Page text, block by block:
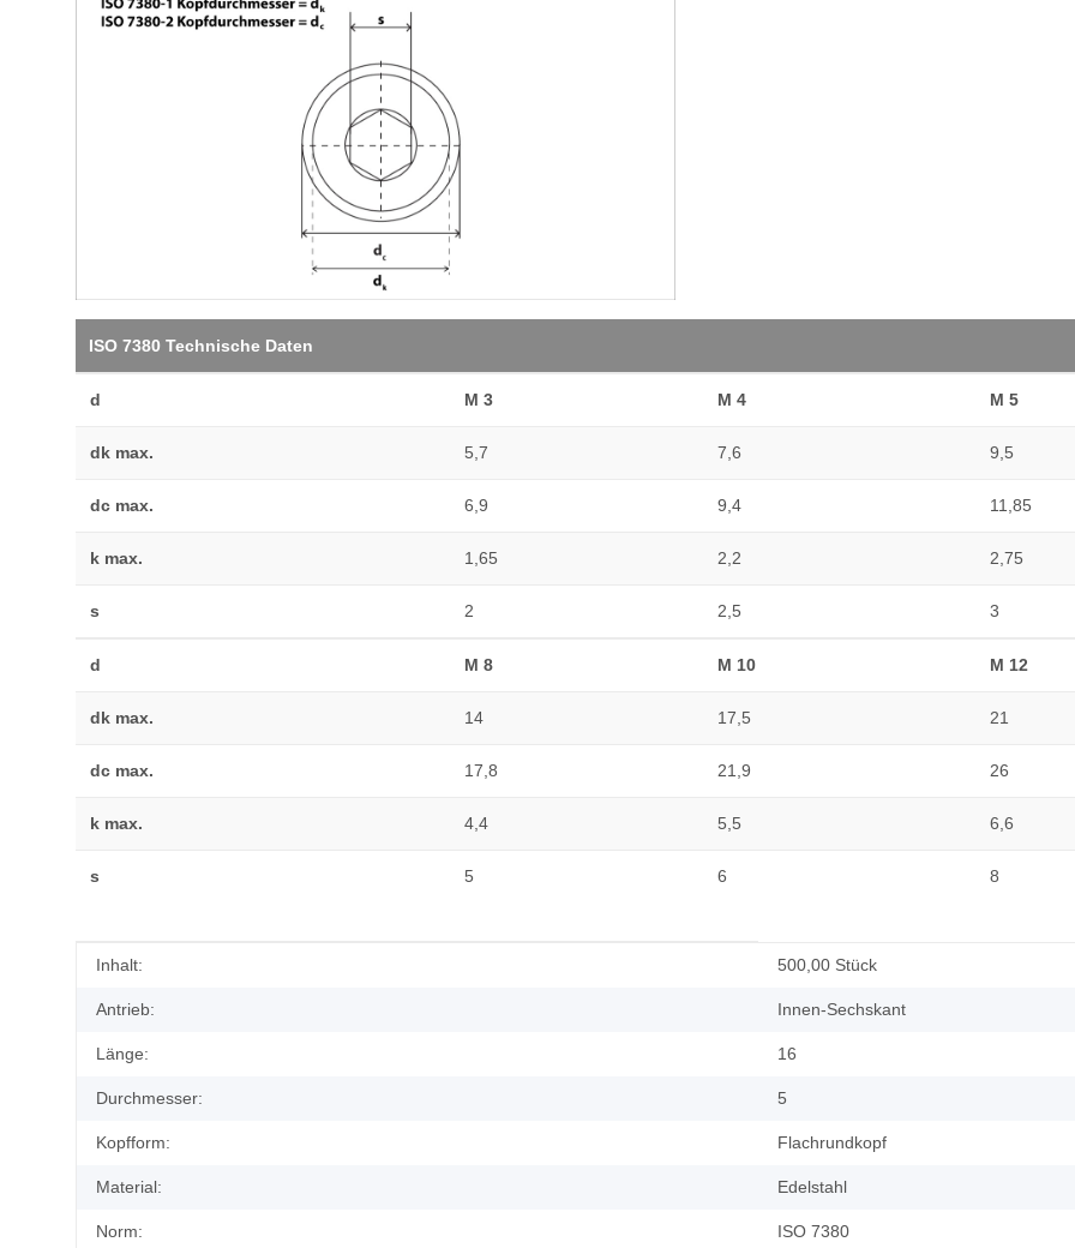
ISO 7380 Technische Daten
d M 3 M 4 M 5
dk max. 5,7 7,6 9,5
dc max. 6,9 9,4 11,85
k max. 1,65 2,2 2,75
s 2 2,5 3
d M 8 M 10 M 12
dk max. 14 17,5 21
dc max. 17,8 21,9 26
k max. 4,4 5,5 6,6
s 5 6 8
Produkteigenschaft
Wert
Inhalt: 500,00 Stück
Antrieb: Innen-Sechskant
Länge: 16
Durchmesser: 5
Kopfform: Flachrundkopf
Material: Edelstahl
Norm: ISO 7380